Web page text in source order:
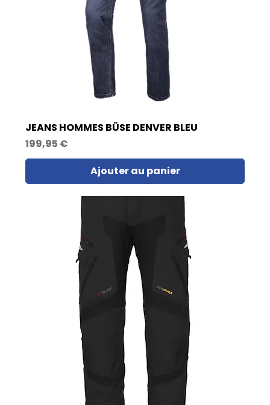
JEANS HOMMES BÜSE DENVER BLEU
Prix
199,95 €
Ajouter au panier